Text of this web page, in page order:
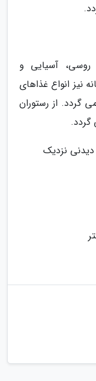
روسی، آسیایی و
نیز انواع غذاهای
از رستوران
گردد.
نزدیک